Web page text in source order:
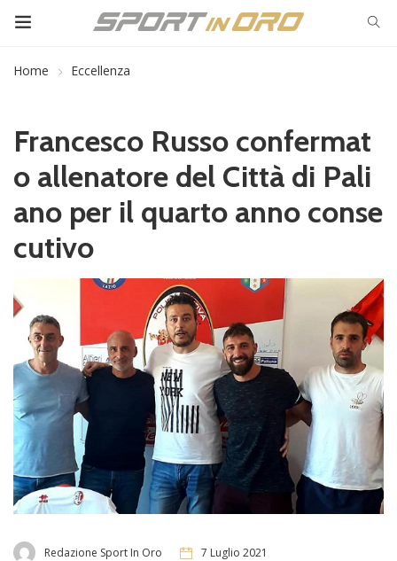
Home Eccellenza
Francesco Russo confermat
o allenatore del Città di Pali
ano per il quarto anno conse
cutivo
Redazione Sport In Oro 7 Luglio 2021